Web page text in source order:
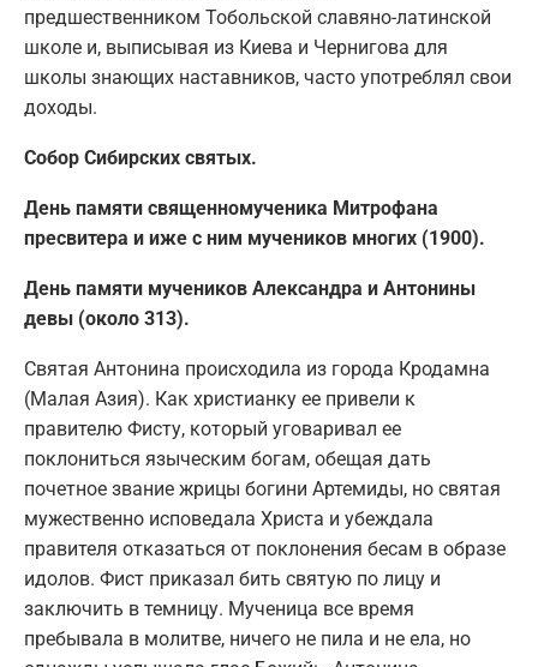
предшественником Тобольской славяно-латинской
школе и, выписывая из Киева и Чернигова для
школы знающих наставников, часто употреблял свои
доходы.
Собор Сибирских святых.
День памяти священномученика Митрофана
пресвитера и иже с ним мучеников многих (1900).
День памяти мучеников Александра и Антонины
девы (около 313).
Святая Антонина происходила из города Кродамна
(Малая Азия). Как христианку ее привели к
правителю Фисту, который уговаривал ее
поклониться языческим богам, обещая дать
почетное звание жрицы богини Артемиды, но святая
мужественно исповедала Христа и убеждала
правителя отказаться от поклонения бесам в образе
идолов. Фист приказал бить святую по лицу и
заключить в темницу. Мученица все время
пребывала в молитве, ничего не пила и не ела, но